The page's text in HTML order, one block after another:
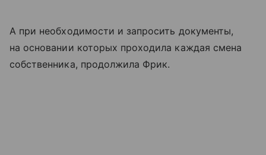
А при необходимости и запросить документы,
на основании которых проходила каждая смена
собственника, продолжила Фрик.